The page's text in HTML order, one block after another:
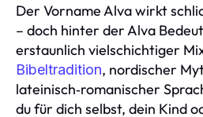
Der Vorname Alva wirkt
– doch hinter der Alva
erstaunlich vielschichtiger
Bibeltradition, nordischer
lateinisch‑romanischer
du für dich selbst, dein Kind